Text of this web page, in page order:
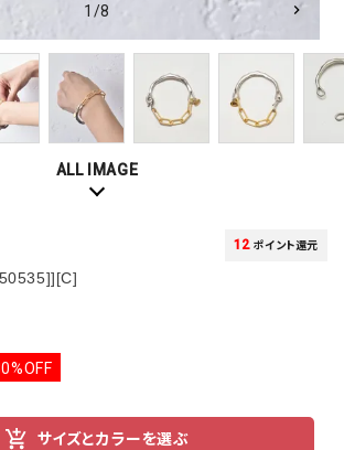
1/8
ALL IMAGE
12 ポイント還元
サイズとカラーを選ぶ